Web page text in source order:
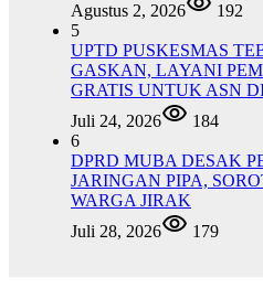
Agustus 2, 2026
192
5
UPTD PUSKESMAS
GASKAN, LAYANI
GRATIS UNTUK ASN
Juli 24, 2026
184
6
DPRD MUBA DESAK
JARINGAN PIPA,
WARGA JIRAK
Juli 28, 2026
179